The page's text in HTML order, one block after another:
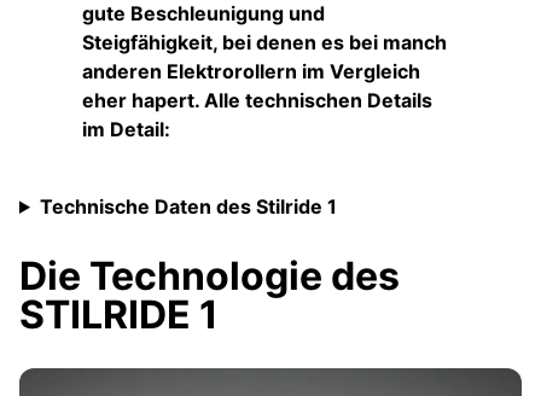
gute Beschleunigung und
Steigfähigkeit, bei denen es bei manch
anderen Elektrorollern im Vergleich
eher hapert. Alle technischen Details
im Detail:
Technische Daten des Stilride 1
Die Technologie des
STILRIDE 1